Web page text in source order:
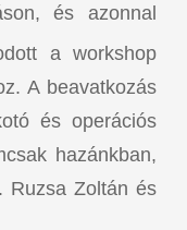
és azonnal
a workshop
A beavatkozás
és operációs
hazánkban,
Ruzsa Zoltán és